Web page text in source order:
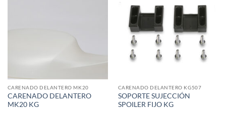
CARENADO DELANTERO MK20
CARENADO DELANTERO
MK20 KG
Add to
wishlist
CARENADO DELANTERO KG507
SOPORTE SUJECCIÓN
SPOILER FIJO KG